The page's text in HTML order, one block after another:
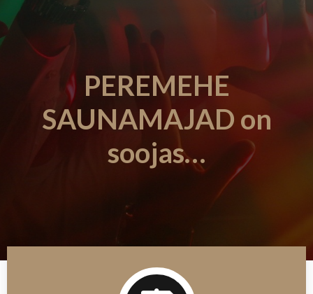
PEREMEHE
SAUNAMAJAD on
soojas…